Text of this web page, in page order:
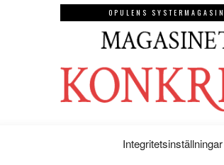
Integritetsinställningar
OPULENS SYSTERMAGASIN